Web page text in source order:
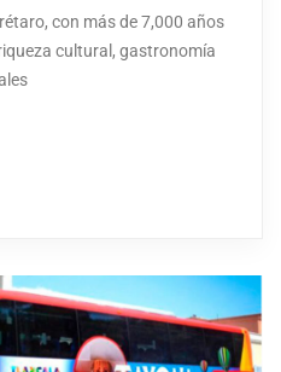
con más de 7,000 años
cultural, gastronomía